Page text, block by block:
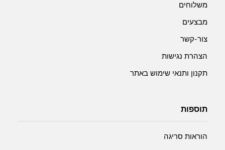
משלוחים
מבצעים
צור-קשר
הצהרת נגישות
תקנון ותנאי שימוש באתר
תוספות
הוראות סריגה